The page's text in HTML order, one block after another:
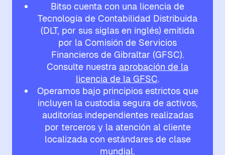
Bitso cuenta con una licencia de
Tecnología de Contabilidad Distribuida
(DLT, por sus siglas en inglés) emitida
por la Comisión de Servicios
Financieros de Gibraltar (GFSC).
Consulte nuestra aprobación de la
licencia de la GFSC.
Operamos bajo principios estrictos que
incluyen la custodia segura de activos,
auditorías independientes realizadas
por terceros y la atención al cliente
localizada con estándares de clase
mundial.